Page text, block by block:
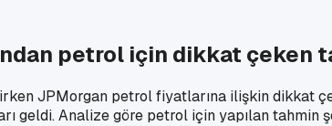
petrol için dikkat çeken
JPMorgan petrol fiyatlarına ilişkin dikkat
geldi. Analize göre petrol için yapılan tahmin